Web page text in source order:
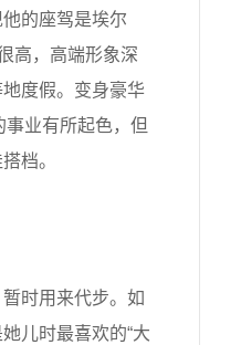
的座驾是埃尔
高，高端形象深
度假。变身豪华
业有所起色，但
档。
时用来代步。如
儿时最喜欢的“大